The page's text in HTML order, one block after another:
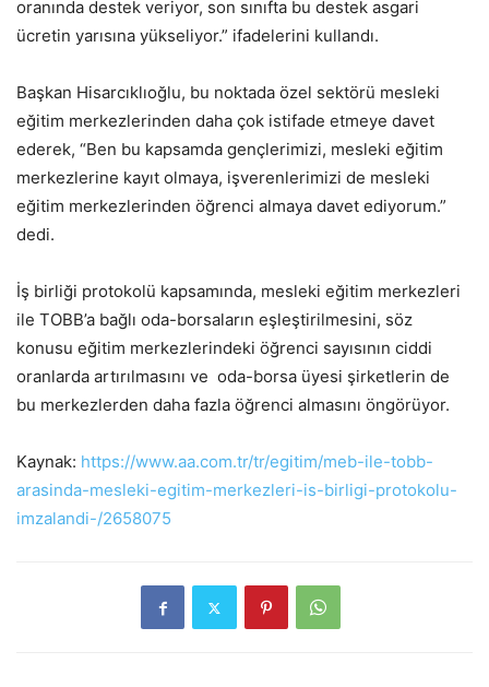
oranında destek veriyor, son sınıfta bu destek asgari
ücretin yarısına yükseliyor.” ifadelerini kullandı.
Başkan Hisarcıklıoğlu, bu noktada özel sektörü mesleki
eğitim merkezlerinden daha çok istifade etmeye davet
ederek, “Ben bu kapsamda gençlerimizi, mesleki eğitim
merkezlerine kayıt olmaya, işverenlerimizi de mesleki
eğitim merkezlerinden öğrenci almaya davet ediyorum.”
dedi.
İş birliği protokolü kapsamında, mesleki eğitim merkezleri
ile TOBB’a bağlı oda-borsaların eşleştirilmesini, söz
konusu eğitim merkezlerindeki öğrenci sayısının ciddi
oranlarda artırılmasını ve oda-borsa üyesi şirketlerin de
bu merkezlerden daha fazla öğrenci almasını öngörüyor.
Kaynak: https://www.aa.com.tr/tr/egitim/meb-ile-tobb-
arasinda-mesleki-egitim-merkezleri-is-birligi-protokolu-
imzalandi-/2658075